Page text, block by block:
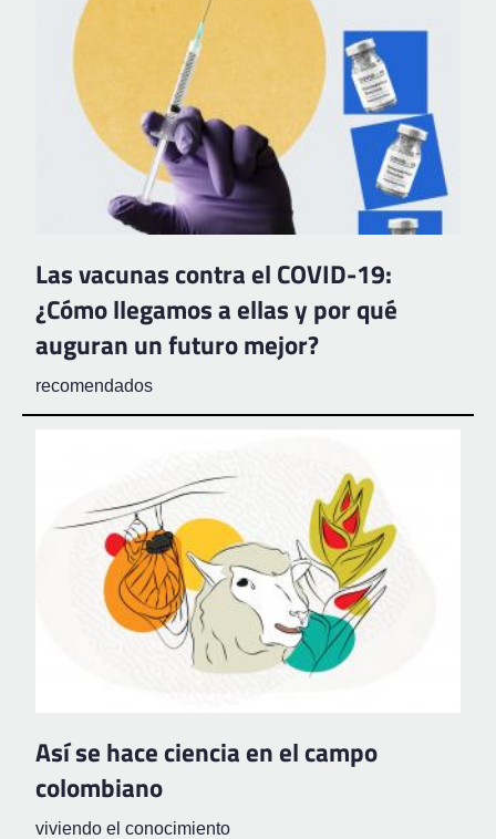
Las vacunas contra el COVID-19:
¿Cómo llegamos a ellas y por qué
auguran un futuro mejor?
recomendados
Así se hace ciencia en el campo
colombiano
viviendo el conocimiento